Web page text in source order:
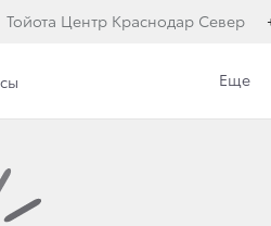
Тойота Центр Краснодар Север
Еще